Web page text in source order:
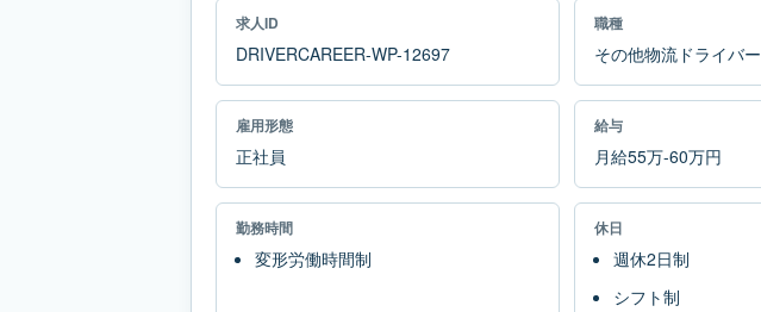
求人ID
DRIVERCAREER-WP-12697
職種
その他物流ドライバー
雇用形態
正社員
給与
月給55万-60万円
勤務時間
変形労働時間制
休日
週休2日制
シフト制